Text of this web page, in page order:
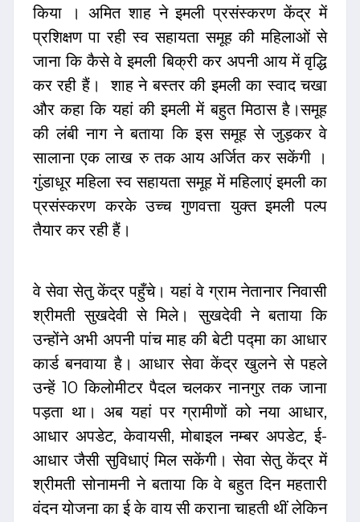
किया । अमित शाह ने इमली प्रसंस्करण केंद्र में
प्रशिक्षण पा रही स्व सहायता समूह की महिलाओं से
जाना कि कैसे वे इमली बिक्री कर अपनी आय में वृद्धि
कर रही हैं। शाह ने बस्तर की इमली का स्वाद चखा
और कहा कि यहां की इमली में बहुत मिठास है।समूह
की लंबी नाग ने बताया कि इस समूह से जुड़कर वे
सालाना एक लाख रु तक आय अर्जित कर सकेंगी ।
गुंडाधूर महिला स्व सहायता समूह में महिलाएं इमली का
प्रसंस्करण करके उच्च गुणवत्ता युक्त इमली पल्प
तैयार कर रही हैं।
वे सेवा सेतु केंद्र पहुँचे। यहां वे ग्राम नेतानार निवासी
श्रीमती सुखदेवी से मिले। सुखदेवी ने बताया कि
उन्होंने अभी अपनी पांच माह की बेटी पद्मा का आधार
कार्ड बनवाया है। आधार सेवा केंद्र खुलने से पहले
उन्हें 10 किलोमीटर पैदल चलकर नानगुर तक जाना
पड़ता था। अब यहां पर ग्रामीणों को नया आधार,
आधार अपडेट, केवायसी, मोबाइल नम्बर अपडेट, ई-
आधार जैसी सुविधाएं मिल सकेंगी। सेवा सेतु केंद्र में
श्रीमती सोनामनी ने बताया कि वे बहुत दिन महतारी
वंदन योजना का ई के वाय सी कराना चाहती थीं लेकिन